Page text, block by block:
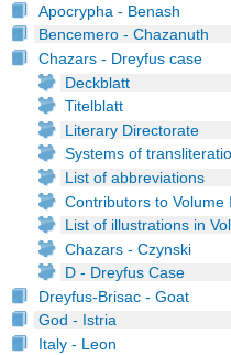
Apocrypha - Benash
Bencemero - Chazanuth
Chazars - Dreyfus case
Deckblatt
Titelblatt
Literary Directorate
Systems of
List of abbreviations
Contributors to Volume
List of illustrations in
Chazars - Czynski
D - Dreyfus Case
Dreyfus-Brisac - Goat
God - Istria
Italy - Leon